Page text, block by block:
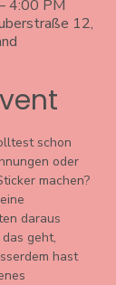
4:00 PM
12,
schon
oder
machen?
daraus
geht,
hast